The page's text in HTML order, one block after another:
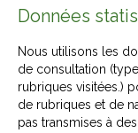
Données
Nous utilisons les
de consultation
rubriques visitées.)
de rubriques et de
pas transmises à des